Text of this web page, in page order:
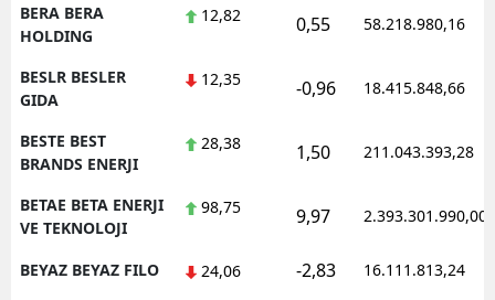
BERA BERA
HOLDING
12,82 0,55 58.218.980,16
BESLR BESLER
GIDA
12,35 -0,96 18.415.848,66
BESTE BEST
BRANDS ENERJI
28,38 1,50 211.043.393,28
BETAE BETA ENERJI
VE TEKNOLOJI
98,75 9,97 2.393.301.990,00
BEYAZ BEYAZ FILO 24,06 -2,83 16.111.813,24